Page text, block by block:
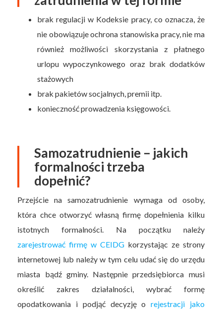
brak regulacji w Kodeksie pracy, co oznacza, że
nie obowiązuje ochrona stanowiska pracy, nie ma
również możliwości skorzystania z płatnego
urlopu wypoczynkowego oraz brak dodatków
stażowych
brak pakietów socjalnych, premii itp.
konieczność prowadzenia księgowości.
Samozatrudnienie – jakich
formalności trzeba
dopełnić?
Przejście na samozatrudnienie wymaga od osoby,
która chce otworzyć własną firmę dopełnienia kilku
istotnych formalności. Na początku należy
zarejestrować firmę w CEIDG korzystając ze strony
internetowej lub należy w tym celu udać się do urzędu
miasta bądź gminy. Następnie przedsiębiorca musi
określić zakres działalności, wybrać formę
opodatkowania i podjąć decyzję o rejestracji jako